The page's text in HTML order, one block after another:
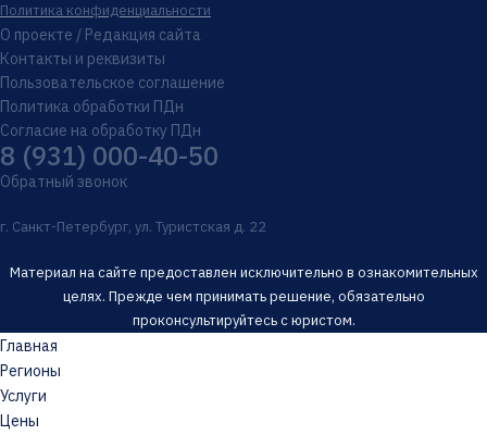
Политика конфиденциальности
О проекте / Редакция сайта
Контакты и реквизиты
Пользовательское соглашение
Политика обработки ПДн
Согласие на обработку ПДн
8 (931) 000-40-50
Обратный звонок
г. Санкт-Петербург, ул. Туристская д. 22
Материал на сайте предоставлен исключительно в ознакомительных
целях. Прежде чем принимать решение, обязательно
проконсультируйтесь с юристом.
Главная
Регионы
Услуги
Цены